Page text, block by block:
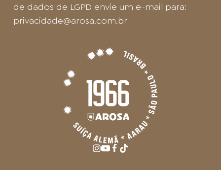
de dados de LGPD envie um e-mail para:
privacidade@arosa.com.br